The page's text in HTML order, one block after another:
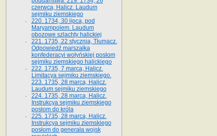
czerwca, Halicz. Laudum
sejmiku ziemskiego
220. 1734, 30 lipca, pod
Maryampolem. Laudum
obozowe szlachty halickiej
221. 1735, 22 stycznia, Tłumacz.
Odpowiedź marszałka
konfederacyi wołyńskiej posłom
sejmiku ziemskiego halickiego
222. 1735, 7 marca, Halicz.
Limitacya sejmiku ziemskiego.
223. 1735, 28 marca, Halicz.
Laudum sejmiku ziemskiego
224. 1735, 28 marca, Halicz.
Instrukcya sejmiku ziemskiego
posłom do króla
225. 1735, 28 marca, Halicz.
Instrukcya sejmiku ziemskiego
posłom do generała wojsk